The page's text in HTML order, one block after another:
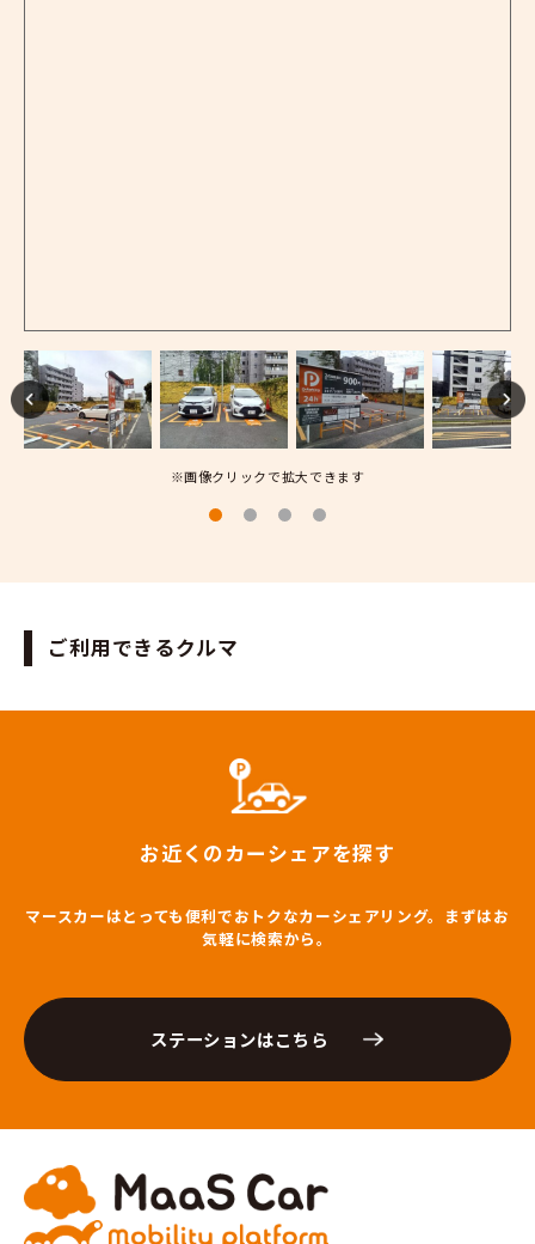
※画像クリックで拡大できます
ご利用できるクルマ
お近くのカーシェアを探す
マースカーはとっても便利でおトクなカーシェアリング。まずはお
気軽に検索から。
ステーションはこちら